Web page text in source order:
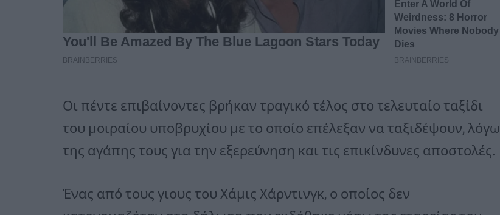
Οι πέντε επιβαίνοντες βρήκαν τραγικό τέλος στο τελευταίο ταξίδι
του μοιραίου υποβρυχίου με το οποίο επέλεξαν να ταξιδέψουν, λόγω
της αγάπης τους για την εξερεύνηση και τις επικίνδυνες αποστολές.
Ένας από τους γιους του Χάμις Χάρντινγκ, ο οποίος δεν